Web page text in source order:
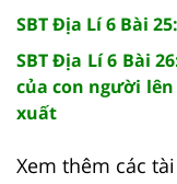
SBT Địa Lí 6 Bài
SBT Địa Lí 6 Bài
của con người
xuất
Xem thêm các